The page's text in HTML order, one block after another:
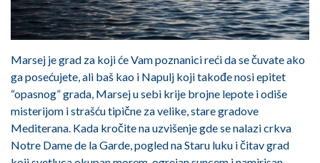
Marsej je grad za koji će Vam poznanici reći da se čuvate ako
ga posećujete, ali baš kao i Napulj koji takođe nosi epitet
“opasnog” grada, Marsej u sebi krije brojne lepote i odiše
misterijom i strašću tipične za velike, stare gradove
Mediterana. Kada kročite na uzvišenje gde se nalazi crkva
Notre Dame de la Garde, pogled na Staru luku i čitav grad